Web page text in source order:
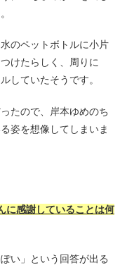
のペットボトルに小片
けたらしく、周りに
していたそうです。
たので、岸本ゆめのち
姿を想像してしまいま
に感謝していることは何
い」という回答が出る